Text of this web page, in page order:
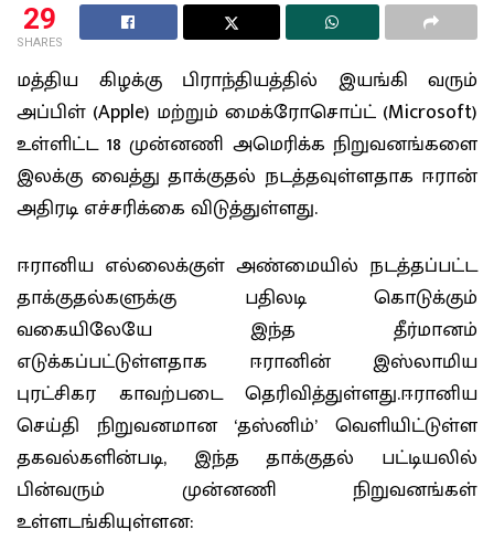
29
SHARES
மத்திய கிழக்கு பிராந்தியத்தில் இயங்கி வரும்
அப்பிள் (Apple) மற்றும் மைக்ரோசொப்ட் (Microsoft)
உள்ளிட்ட 18 முன்னணி அமெரிக்க நிறுவனங்களை
இலக்கு வைத்து தாக்குதல் நடத்தவுள்ளதாக ஈரான்
அதிரடி எச்சரிக்கை விடுத்துள்ளது.
ஈரானிய எல்லைக்குள் அண்மையில் நடத்தப்பட்ட
தாக்குதல்களுக்கு பதிலடி கொடுக்கும்
வகையிலேயே இந்த தீர்மானம்
எடுக்கப்பட்டுள்ளதாக ஈரானின் இஸ்லாமிய
புரட்சிகர காவற்படை தெரிவித்துள்ளது.ஈரானிய
செய்தி நிறுவனமான ‘தஸ்னிம்’ வெளியிட்டுள்ள
தகவல்களின்படி, இந்த தாக்குதல் பட்டியலில்
பின்வரும் முன்னணி நிறுவனங்கள்
உள்ளடங்கியுள்ளன: